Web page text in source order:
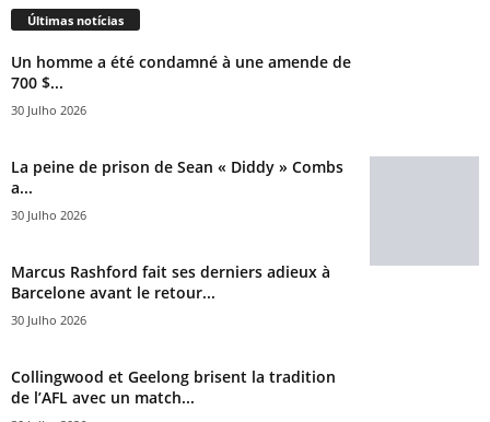
Últimas notícias
Un homme a été condamné à une amende de
700 $...
30 Julho 2026
La peine de prison de Sean « Diddy » Combs
a...
30 Julho 2026
Marcus Rashford fait ses derniers adieux à
Barcelone avant le retour...
30 Julho 2026
Collingwood et Geelong brisent la tradition
de l’AFL avec un match...